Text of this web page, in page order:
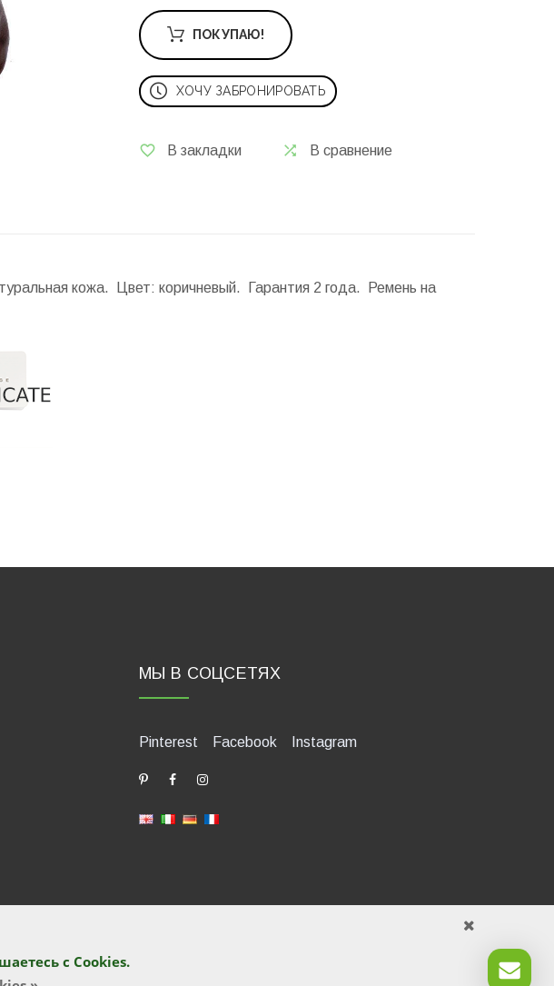
ПОКУПАЮ!
ХОЧУ ЗАБРОНИРОВАТЬ
В закладки В сравнение
кожа. Цвет: коричневый. Гарантия 2 года. Ремень на
с Cookies.
МЫ В СОЦСЕТЯХ
Pinterest Facebook Instagram